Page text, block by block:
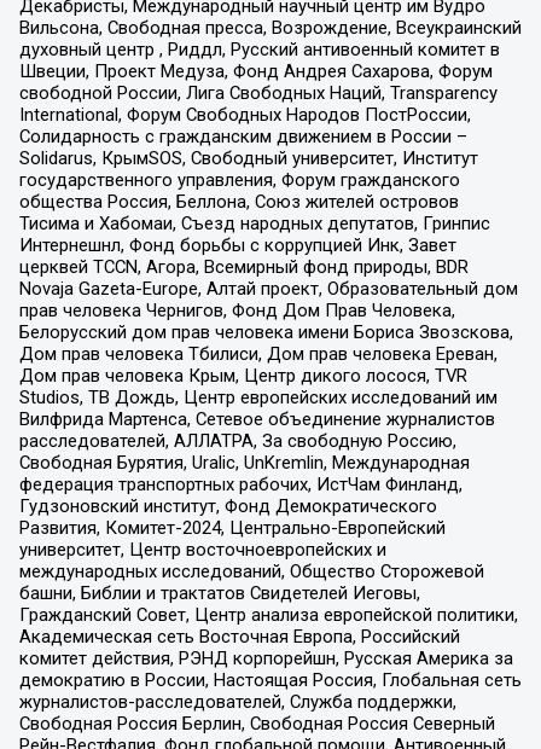
Декабристы, Международный научный центр им Вудро
Вильсона, Свободная пресса, Возрождение, Всеукраинский
духовный центр , Риддл, Русский антивоенный комитет в
Швеции, Проект Медуза, Фонд Андрея Сахарова, Форум
свободной России, Лига Свободных Наций, Transparеncy
International, Форум Свободных Народов ПостРоссии,
Солидарность с гражданским движением в России –
Solidarus, КрымSOS, Свободный университет, Институт
государственного управления, Форум гражданского
общества Россия, Беллона, Союз жителей островов
Тисима и Хабомаи, Съезд народных депутатов, Гринпис
Интернешнл, Фонд борьбы с коррупцией Инк, Завет
церквей TCCN, Агора, Всемирный фонд природы, BDR
Novaja Gazeta-Europe, Алтай проект, Образовательный дом
прав человека Чернигов, Фонд Дом Прав Человека,
Белорусский дом прав человека имени Бориса Звозскова,
Дом прав человека Тбилиси, Дом прав человека Ереван,
Дом прав человека Крым, Центр дикого лосося, TVR
Studios, ТВ Дождь, Центр европейских исследований им
Вилфрида Мартенса, Сетевое объединение журналистов
расследователей, АЛЛАТРА, За свободную Россию,
Свободная Бурятия, Uralic, UnKremlin, Международная
федерация транспортных рабочих, ИстЧам Финланд,
Гудзоновский институт, Фонд Демократического
Развития, Комитет-2024, Центрально-Европейский
университет, Центр восточноевропейских и
международных исследований, Общество Сторожевой
башни, Библии и трактатов Свидетелей Иеговы,
Гражданский Совет, Центр анализа европейской политики,
Академическая сеть Восточная Европа, Российский
комитет действия, РЭНД корпорейшн, Русская Америка за
демократию в России, Настоящая Россия, Глобальная сеть
журналистов-расследователей, Служба поддержки,
Свободная Россия Берлин, Свободная Россия Северный